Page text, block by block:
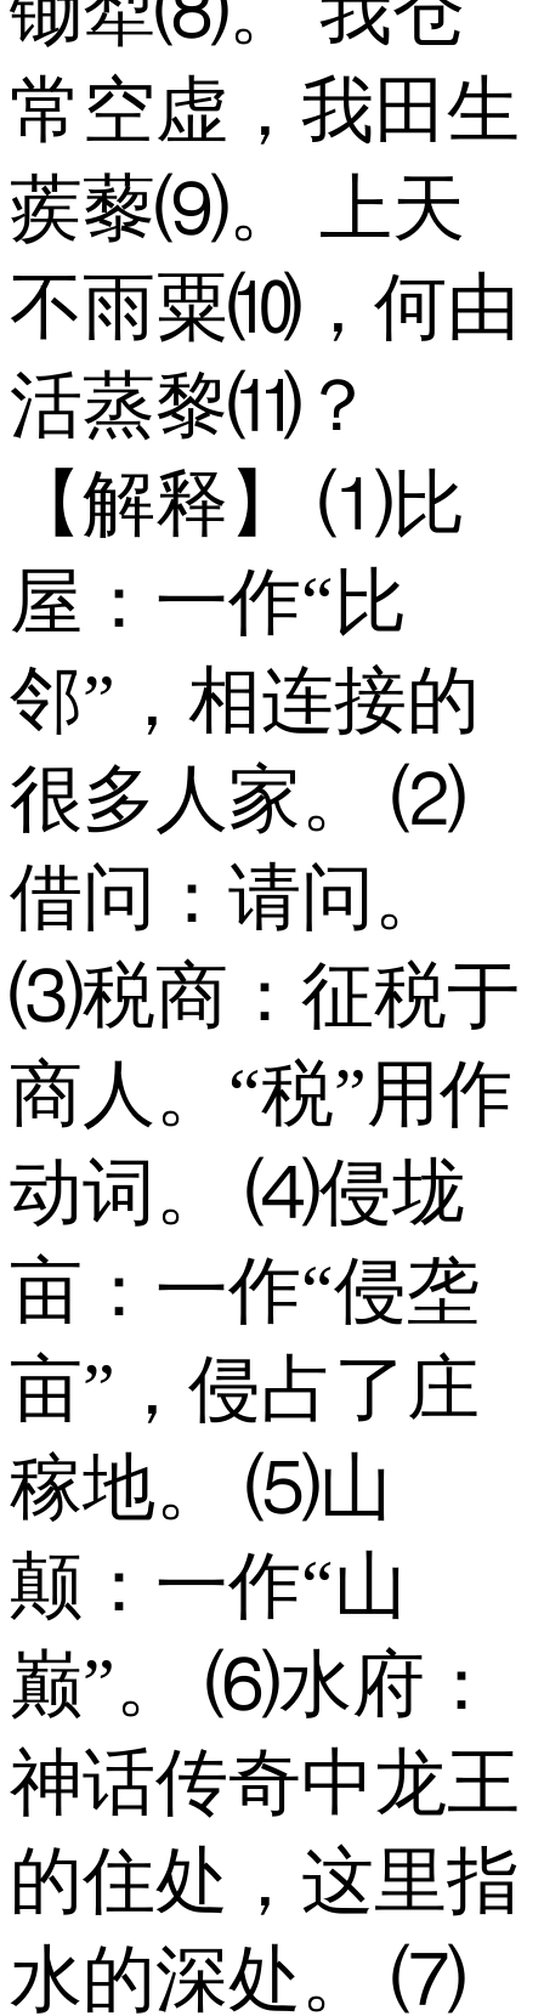
常空虚，我田生
蒺藜⑼。 上天
不雨粟⑽，何由
活蒸黎⑾？
【解释】 ⑴比
屋：一作“比
邻”，相连接的
很多人家。 ⑵
借问：请问。
⑶税商：征税于
商人。“税”用作
动词。 ⑷侵垅
亩：一作“侵垄
亩”，侵占了庄
稼地。 ⑸山
颠：一作“山
巅”。 ⑹水府：
神话传奇中龙王
的住处，这里指
水的深处。 ⑺